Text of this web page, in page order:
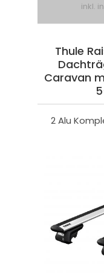
inkl.
Thule
Caravan
2 Alu